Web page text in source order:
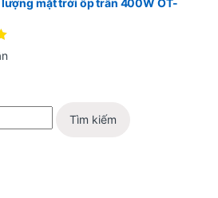
mặt trời ốp trần 400W OT-
Tìm kiếm